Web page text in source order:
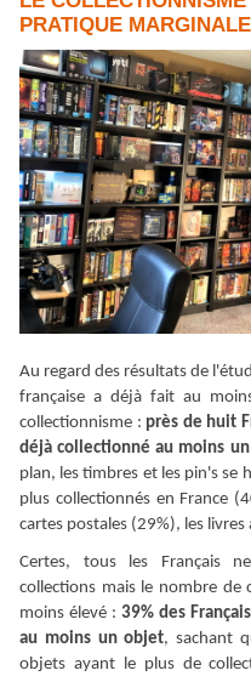
PRATIQUE
Au regard des résultats de l '
française a déjà fait au
collectionnisme : près de huit
déjà collectionné au moins
plan, les timbres et les pin's se
plus collectionnés en France
cartes postales (29%), les
Certes, tous les Français
collections mais le nombre de
moins élevé : 39% des
au moins un objet, sachant
objets ayant le plus de